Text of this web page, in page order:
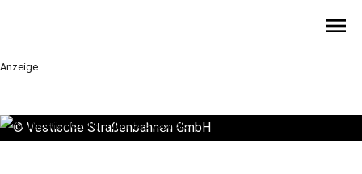
menu
Anzeige
© Vestische Straßenbahnen GmbH